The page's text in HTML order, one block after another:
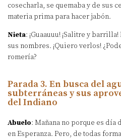
cosecharla, se quemaba y de sus
materia prima para hacer jabón.
Nieta: ¡Guaauuu! ¡Salitre y
sus nombres. ¡Quiero verlos!
romería?
Parada 3. En busca del
subterráneas y sus
del Indiano
Abuelo: Mañana no porque es día
en Esperanza. Pero, de todas